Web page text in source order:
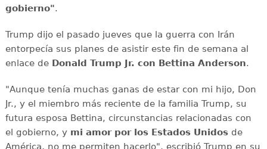
gobierno".
Trump dijo el pasado jueves que la guerra con Irán
entorpecía sus planes de asistir este fin de semana al
enlace de Donald Trump Jr. con Bettina Anderson.
"Aunque tenía muchas ganas de estar con mi hijo, Don
Jr., y el miembro más reciente de la familia Trump, su
futura esposa Bettina, circunstancias relacionadas con
el gobierno, y mi amor por los Estados Unidosde
América, no me permiten hacerlo", escribió Trump en su